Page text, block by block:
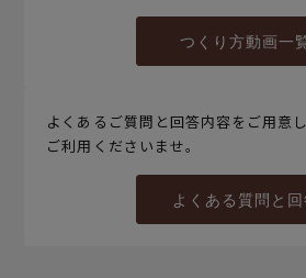
つくり方動画一
よくあるご質問と回答内容をご用意
ご利用くださいませ。
よくある質問と回